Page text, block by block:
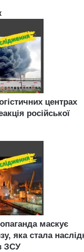
центрах
російської
маскує
яка стала
ЗСУ